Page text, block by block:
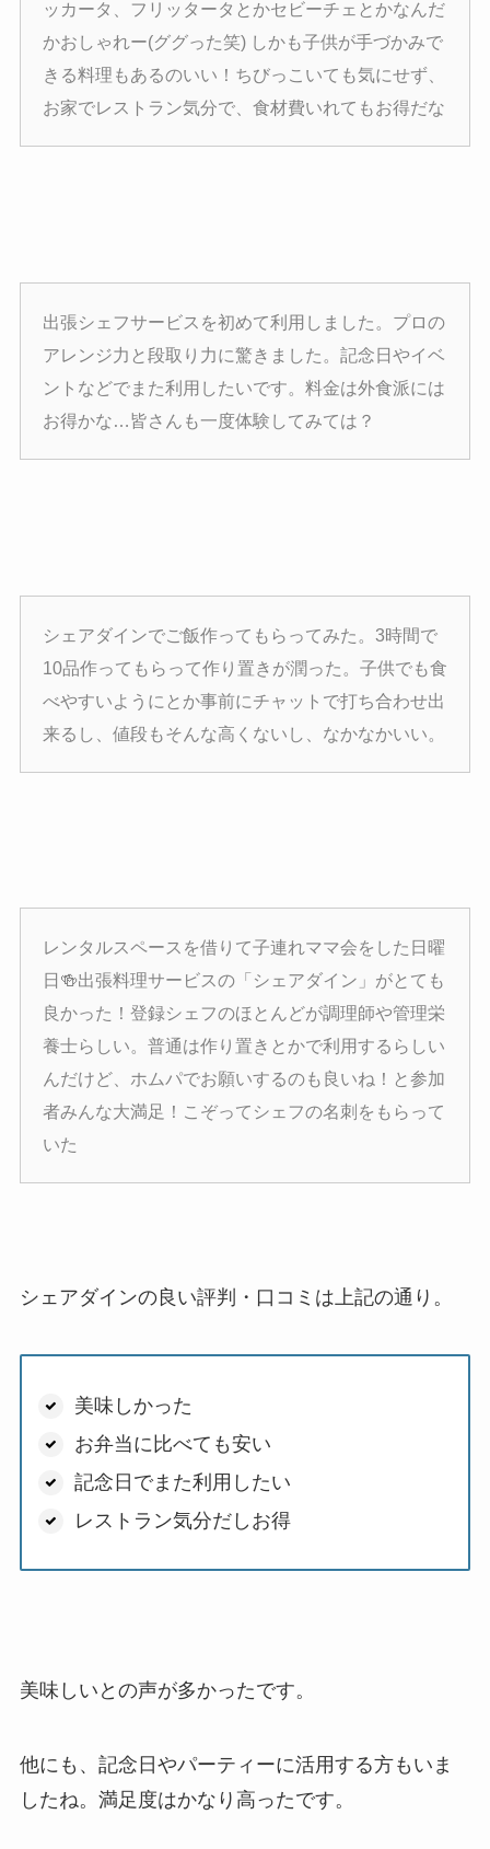
ッカータ、フリッタータとかセビーチェとかなんだ
かおしゃれー(ググった笑) しかも子供が手づかみで
きる料理もあるのいい！ちびっこいても気にせず、
お家でレストラン気分で、食材費いれてもお得だな
出張シェフサービスを初めて利用しました。プロの
アレンジ力と段取り力に驚きました。記念日やイベ
ントなどでまた利用したいです。料金は外食派には
お得かな…皆さんも一度体験してみては？
シェアダインでご飯作ってもらってみた。3時間で
10品作ってもらって作り置きが潤った。子供でも食
べやすいようにとか事前にチャットで打ち合わせ出
来るし、値段もそんな高くないし、なかなかいい。
レンタルスペースを借りて子連れママ会をした日曜
日🍻出張料理サービスの「シェアダイン」がとても
良かった！登録シェフのほとんどが調理師や管理栄
養士らしい。普通は作り置きとかで利用するらしい
んだけど、ホムパでお願いするのも良いね！と参加
者みんな大満足！こぞってシェフの名刺をもらって
いた
シェアダインの良い評判・口コミは上記の通り。
美味しかった
お弁当に比べても安い
記念日でまた利用したい
レストラン気分だしお得
美味しいとの声が多かったです。
他にも、記念日やパーティーに活用する方もいま
したね。満足度はかなり高ったです。